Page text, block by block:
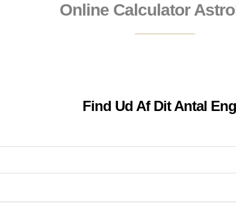
Online Calculator
Find Ud Af Dit Antal